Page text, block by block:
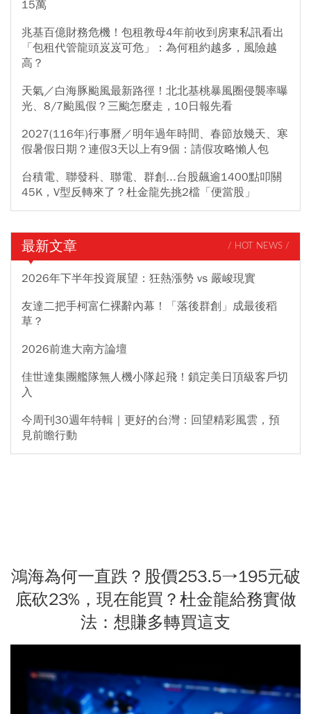
15萬
兆基百億財務危機！包租教母4年前收到房東私訊看出
「包租代管龍頭岌岌可危」：為何租約越多，風險越
高？
天氣／白海豚颱風最新路徑！北北基桃暴風圈侵襲率曝
光、8/7颱風假？三颱怎麼走，10日報先看
2027(116年)行事曆／明年過年時間、春節放幾天、寒
假暑假日期？連假3天以上有9個：請假攻略懶人包
台積電、聯發科、聯電、群創...台股飆逾1400點叩關
45K，V型反轉來了？杜金龍先挑2檔「便當股」
最新文章 / HOT NEWS /
2026年下半年投資展望：狂熱漲勢 vs 嚴峻現實
友達二把手柯富仁裸辭內幕！「落後群創」成最後稻
草？
2026前進大南方論壇
佳世達集團艦隊無人機小隊起飛！鎖定美日頂級客戶切
入
今周刊30週年特輯｜更好的台灣：回望精彩風雲，預
見前瞻行動
鴻海為何一直跌？股價253.5→195元破
底砍23%，現在能買？杜金龍給務實做
法：想賺多轉買這支